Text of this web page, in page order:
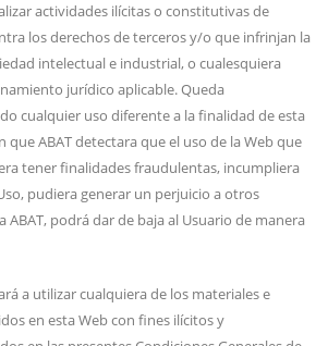
actividades ilícitas o constitutivas de
los derechos de terceros y/o que infrinjan la
intelectual e industrial, o cualesquiera
jurídico aplicable. Queda
cualquier uso diferente a la finalidad de esta
que ABAT detectara que el uso de la Web que
tener finalidades fraudulentas, incumpliera
pudiera generar un perjuicio a otros
ABAT, podrá dar de baja al Usuario de manera
a utilizar cualquiera de los materiales e
en esta Web con fines ilícitos y